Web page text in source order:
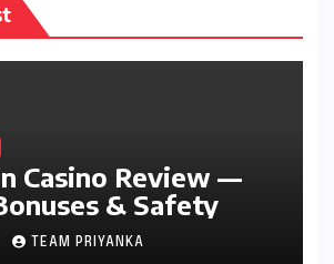
Casino Review —
& Safety
TEAM PRIYANKA